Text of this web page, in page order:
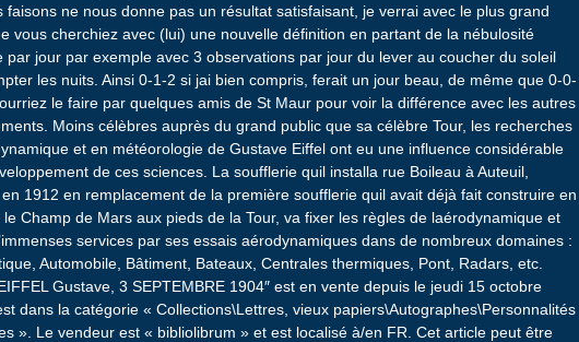
faisons ne nous donne pas un résultat satisfaisant, je verrai avec le plus grand
vous cherchiez avec (lui) une nouvelle définition en partant de la nébulosité
par jour par exemple avec 3 observations par jour du lever au coucher du soleil
les nuits. Ainsi 0-1-2 si jai bien compris, ferait un jour beau, de même que 0-0-
le faire par quelques amis de St Maur pour voir la différence avec les autres
Moins célèbres auprès du grand public que sa célèbre Tour, les recherches
et en météorologie de Gustave Eiffel ont eu une influence considérable
de ces sciences. La soufflerie quil installa rue Boileau à Auteuil,
1912 en remplacement de la première soufflerie quil avait déjà fait construire en
le Champ de Mars aux pieds de la Tour, va fixer les règles de laérodynamique et
services par ses essais aérodynamiques dans de nombreux domaines :
Automobile, Bâtiment, Bateaux, Centrales thermiques, Pont, Radars, etc.
Gustave, 3 SEPTEMBRE 1904″ est en vente depuis le jeudi 15 octobre
dans la catégorie « Collections\Lettres, vieux papiers\Autographes\Personnalités
». Le vendeur est « bibliolibrum » et est localisé à/en FR. Cet article peut être